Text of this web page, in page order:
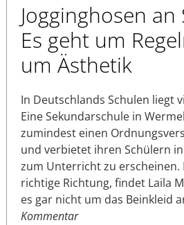
Jogginghosen an
Es geht um
um Ästhetik
In Deutschlands Schulen liegt
Eine Sekundarschule in
zumindest einen
und verbietet ihren Schülern
zum Unterricht zu erscheinen.
richtige Richtung, findet Laila
es gar nicht um das Beinkleid
Kommentar